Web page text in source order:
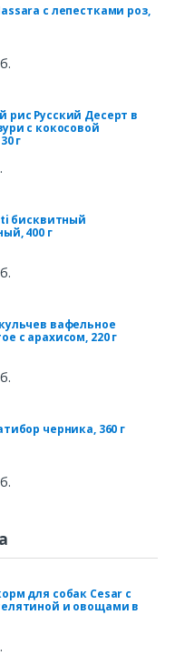
с лепестками роз,
рис Русский Десерт в
с кокосовой
г
бисквитный
400 г
вафельное
с арахисом, 220 г
черника, 360 г
для собак Cesar с
и овощами в